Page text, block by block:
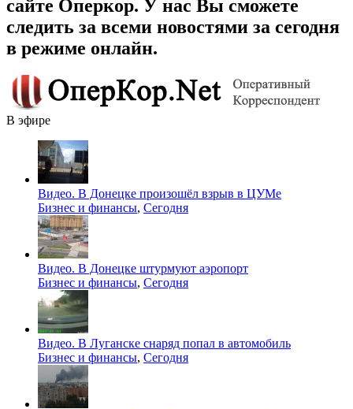
сайте Оперкор. У нас Вы сможете
следить за всеми новостями за сегодня
в режиме онлайн.
В эфире
Видео. В Донецке произошёл взрыв в ЦУМе
Бизнес и финансы, Сегодня
Видео. В Донецке штурмуют аэропорт
Бизнес и финансы, Сегодня
Видео. В Луганске снаряд попал в автомобиль
Бизнес и финансы, Сегодня